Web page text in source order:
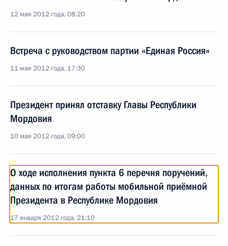
12 мая 2012 года, 08:20
Встреча с руководством партии «Единая Россия»
11 мая 2012 года, 17:30
Президент принял отставку Главы Республики
Мордовия
10 мая 2012 года, 09:00
О ходе исполнения пункта 6 перечня поручений,
данных по итогам работы мобильной приёмной
Президента в Республике Мордовия
17 января 2012 года, 21:10